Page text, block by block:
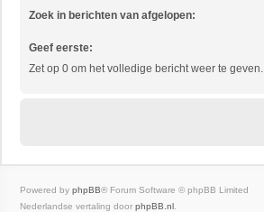
Zoek in berichten van afgelopen:
Geef eerste:
Zet op 0 om het volledige bericht weer te geven.
Powered by phpBB® Forum Software © phpBB Limited
Nederlandse vertaling door phpBB.nl